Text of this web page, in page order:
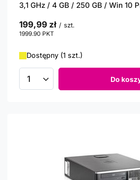
3,1 GHz / 4 GB / 250 GB / Win 10
199,99 zł / szt.
1999.90 PKT
Dostępny (1 szt.)
Ilość produktów Do